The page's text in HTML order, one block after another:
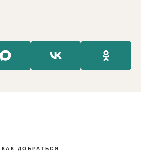
КАК ДОБРАТЬСЯ